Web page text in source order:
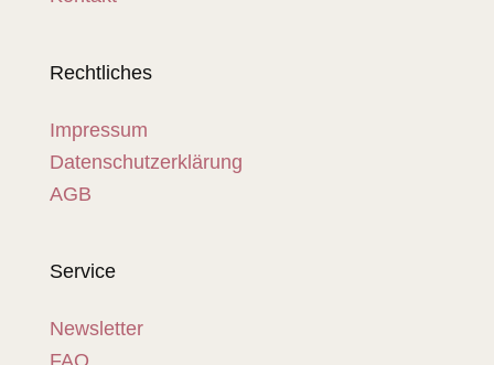
Rechtliches
Impressum
Datenschutzerklärung
AGB
Service
Newsletter
FAQ